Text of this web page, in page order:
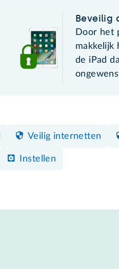
Beveilig
Door het
makkelijk
de iPad
Veilig internetten
Instellen